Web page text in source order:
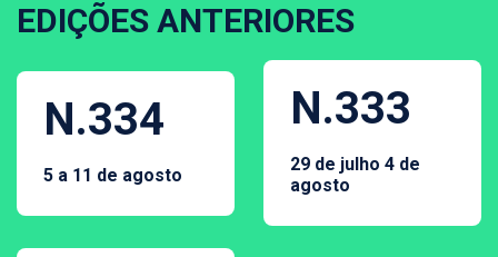
EDIÇÕES ANTERIORES
N.334
5 a 11 de agosto
N.333
29 de julho 4 de
agosto